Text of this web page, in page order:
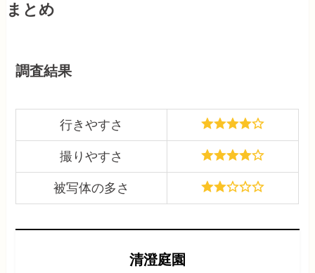
まとめ
調査結果
行きやすさ
撮りやすさ
被写体の多さ
清澄庭園